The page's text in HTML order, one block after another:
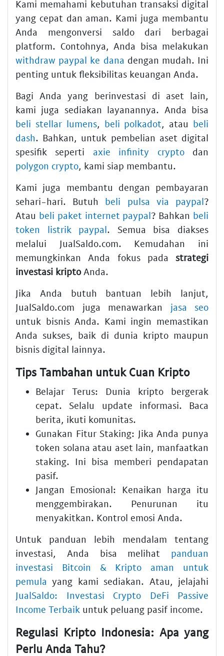
Kami memahami kebutuhan transaksi digital
yang cepat dan aman. Kami juga membantu
Anda mengonversi saldo dari berbagai
platform. Contohnya, Anda bisa melakukan
withdraw paypal ke dana dengan mudah. Ini
penting untuk fleksibilitas keuangan Anda.
Bagi Anda yang berinvestasi di aset lain,
kami juga sediakan layanannya. Anda bisa
beli stellar lumens, beli polkadot, atau beli
dash. Bahkan, untuk pembelian aset digital
spesifik seperti axie infinity cryptodan
polygon crypto, kami siap membantu.
Kami juga membantu dengan pembayaran
sehari-hari. Butuh beli pulsa via paypal?
Atau beli paket internet paypal? Bahkan beli
token listrik paypal. Semua bisa diakses
melalui JualSaldo.com. Kemudahan ini
memungkinkan Anda fokus pada strategi
investasi kriptoAnda.
Jika Anda butuh bantuan lebih lanjut,
JualSaldo.com juga menawarkan jasa seo
untuk bisnis Anda. Kami ingin memastikan
Anda sukses, baik di dunia kripto maupun
bisnis digital lainnya.
Tips Tambahan untuk Cuan Kripto
Belajar Terus: Dunia kripto bergerak
cepat. Selalu update informasi. Baca
berita, ikuti komunitas.
Gunakan Fitur Staking: Jika Anda punya
token solana atau aset lain, manfaatkan
staking. Ini bisa memberi pendapatan
pasif.
Jangan Emosional: Kenaikan harga itu
menggembirakan. Penurunan itu
menyakitkan. Kontrol emosi Anda.
Untuk panduan lebih mendalam tentang
investasi, Anda bisa melihat panduan
investasi Bitcoin & Kripto aman untuk
pemula yang kami sediakan. Atau, jelajahi
JualSaldo: Investasi Crypto DeFi Passive
Income Terbaik untuk peluang pasif income.
Regulasi Kripto Indonesia: Apa yang
Perlu Anda Tahu?